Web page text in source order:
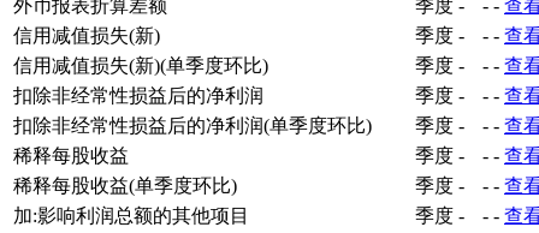
外币报表折算差额
季度 - - - 查
信用减值损失(新)
季度 - - - 查
信用减值损失(新)(单季度环比)
季度 - - - 查
扣除非经常性损益后的净利润
季度 - - - 查
扣除非经常性损益后的净利润(单季度环比)
季度 - - - 查
稀释每股收益
季度 - - - 查
稀释每股收益(单季度环比)
季度 - - - 查
加:影响利润总额的其他项目
季度 - - - 查